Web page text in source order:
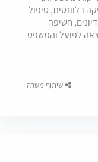
רלוונטית, טיפול
חשיפה
לפועל והמשפט
שיתוף משרה